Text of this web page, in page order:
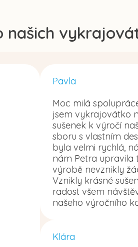
našich
Pavla
Moc milá
jsem vykrajovátko
sušenek k výročí
sboru s vlastním
byla velmi rychlá,
nám Petra upravila
výrobě nevznikly
Vznikly krásné
radost všem
našeho výročního
Klára